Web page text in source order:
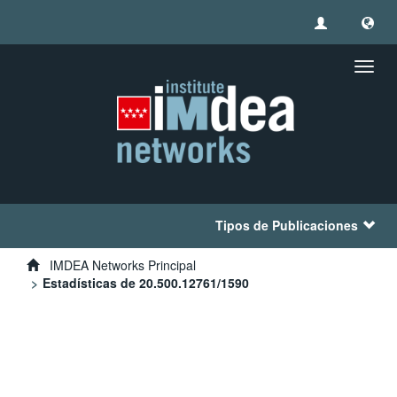
Tipos de Publicaciones
IMDEA Networks Principal
Estadísticas de 20.500.12761/1590